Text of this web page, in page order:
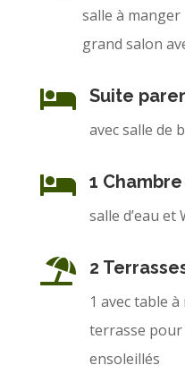
salle à manger
grand salon
 Suite
avec salle de
 1 Chambre
salle d’eau et
 2
1 avec table
terrasse
ensoleillés